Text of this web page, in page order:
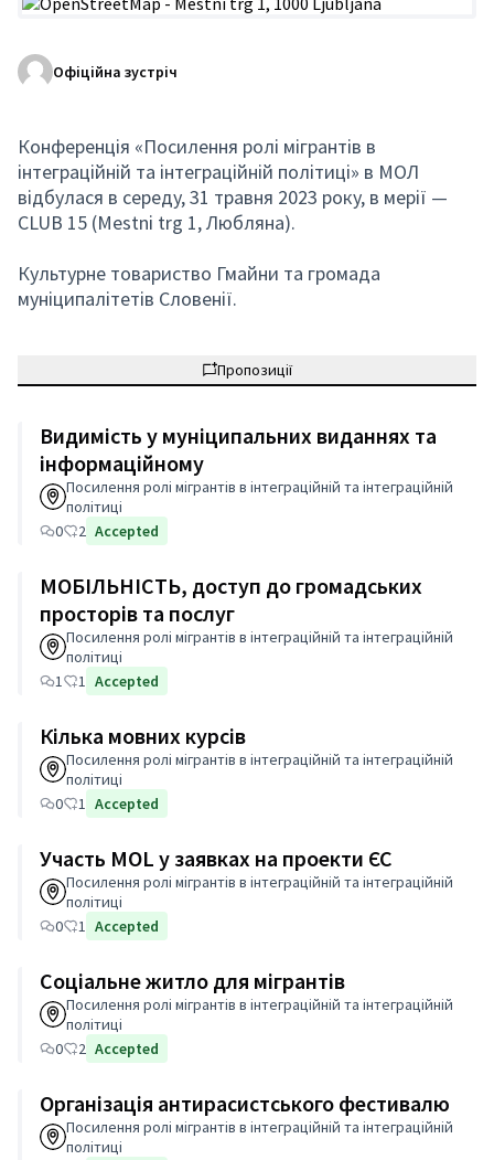
Офіційна зустріч
Конференція «Посилення ролі мігрантів в
інтеграційній та інтеграційній політиці» в МОЛ
відбулася в середу, 31 травня 2023 року, в мерії —
CLUB 15 (Mestni trg 1, Любляна).
Культурне товариство Гмайни та громада
муніципалітетів Словенії.
Пропозиції
Видимість у муніципальних виданнях та
інформаційному
Посилення ролі мігрантів в інтеграційній та інтеграційній
політиці
0
2 Accepted
МОБІЛЬНІСТЬ, доступ до громадських
просторів та послуг
Посилення ролі мігрантів в інтеграційній та інтеграційній
політиці
1
1 Accepted
Кілька мовних курсів
Посилення ролі мігрантів в інтеграційній та інтеграційній
політиці
0
1 Accepted
Участь MOL у заявках на проекти ЄС
Посилення ролі мігрантів в інтеграційній та інтеграційній
політиці
0
1 Accepted
Соціальне житло для мігрантів
Посилення ролі мігрантів в інтеграційній та інтеграційній
політиці
0
2 Accepted
Організація антирасистського фестивалю
Посилення ролі мігрантів в інтеграційній та інтеграційній
політиці